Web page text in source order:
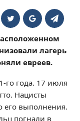
лагерь
евреев.
го года. 17 июля
Нацисты
его выполнения.
погнали в